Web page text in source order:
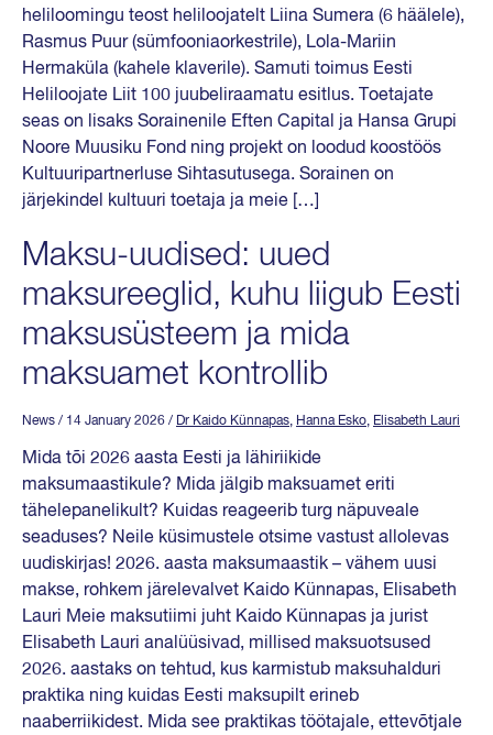
heliloomingu teost heliloojatelt Liina Sumera (6 häälele),
Rasmus Puur (sümfooniaorkestrile), Lola-Mariin
Hermaküla (kahele klaverile). Samuti toimus Eesti
Heliloojate Liit 100 juubeliraamatu esitlus. Toetajate
seas on lisaks Sorainenile Eften Capital ja Hansa Grupi
Noore Muusiku Fond ning projekt on loodud koostöös
Kultuuripartnerluse Sihtasutusega. Sorainen on
järjekindel kultuuri toetaja ja meie […]
Maksu-uudised: uued
maksureeglid, kuhu liigub Eesti
maksusüsteem ja mida
maksuamet kontrollib
News / 14 January 2026 / Dr Kaido Künnapas, Hanna Esko, Elisabeth Lauri
Mida tõi 2026 aasta Eesti ja lähiriikide
maksumaastikule? Mida jälgib maksuamet eriti
tähelepanelikult? Kuidas reageerib turg näpuveale
seaduses? Neile küsimustele otsime vastust allolevas
uudiskirjas! 2026. aasta maksumaastik – vähem uusi
makse, rohkem järelevalvet Kaido Künnapas, Elisabeth
Lauri Meie maksutiimi juht Kaido Künnapas ja jurist
Elisabeth Lauri analüüsivad, millised maksuotsused
2026. aastaks on tehtud, kus karmistub maksuhalduri
praktika ning kuidas Eesti maksupilt erineb
naaberriikidest. Mida see praktikas töötajale, ettevõtjale